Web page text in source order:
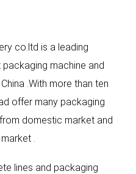
co.ltd is a leading
machine and
.With more than ten
offer many packaging
domestic market and
.
lines and packaging